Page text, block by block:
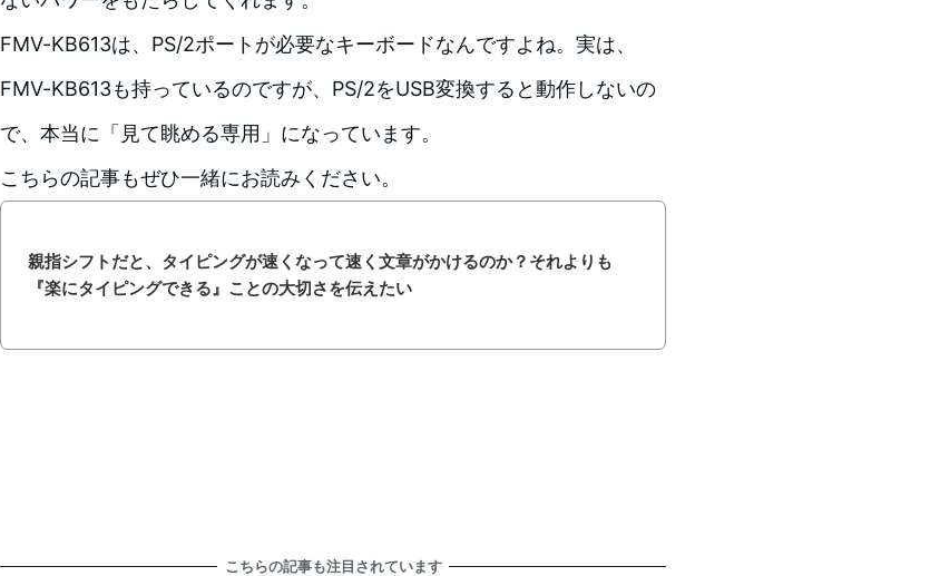
FMV-KB613は、PS/2ポートが必要なキーボードなんですよね。実は、
FMV-KB613も持っているのですが、PS/2をUSB変換すると動作しないの
で、本当に「見て眺める専用」になっています。
こちらの記事もぜひ一緒にお読みください。
親指シフトだと、タイピングが速くなって速く文章がかけるのか？それよりも
『楽にタイピングできる』ことの大切さを伝えたい
こちらの記事も注目されています